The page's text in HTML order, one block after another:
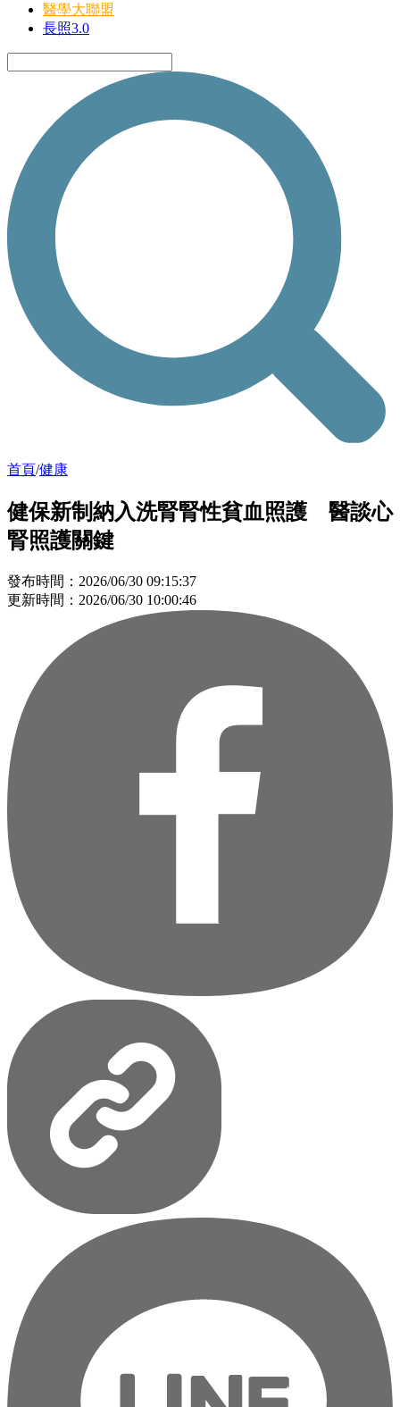
醫學大聯盟
長照3.0
首頁/健康
健保新制納入洗腎腎性貧血照護 醫談心
腎照護關鍵
發布時間：2026/06/30 09:15:37
更新時間：2026/06/30 10:00:46